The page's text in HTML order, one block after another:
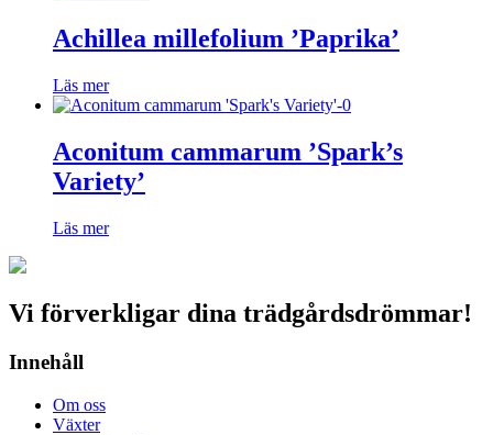
Achillea millefolium ’Paprika’
Läs mer
Aconitum cammarum ’Spark’s
Variety’
Läs mer
Vi förverkligar dina trädgårdsdrömmar!
Innehåll
Om oss
Växter